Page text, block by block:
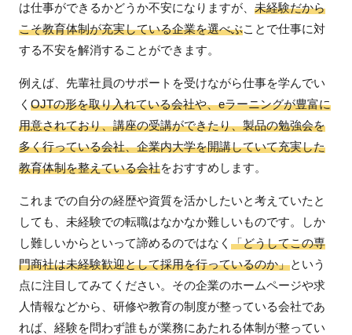
は仕事ができるかどうか不安になりますが、 未経験だから
こそ教育体制が充実している企業を選べぶことで仕事に対
する不安を解消することができます。
例えば、先輩社員のサポートを受けながら仕事を学んでい
く OJTの形を取り入れている会社や、eラーニングが豊富に
用意されており、講座の受講ができたり、製品の勉強会を
多く行っている会社、企業内大学を開講していて充実した
教育体制を整えている会社をおすすめします。
これまでの自分の経歴や資質を活かしたいと考えていたと
しても、未経験での転職はなかなか難しいものです。しか
し難しいからといって諦めるのではなく 「どうしてこの専
門商社は未経験歓迎として採用を行っているのか」という
点に注目してみてください。その企業のホームページや求
人情報などから、研修や教育の制度が整っている会社であ
れば、経験を問わず誰もが業務にあたれる体制が整ってい